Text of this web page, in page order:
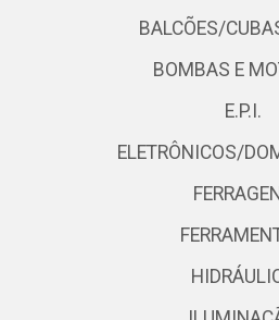
BALCÕES/
BOMBAS E
E.P.I.
ELETRÔNICOS/